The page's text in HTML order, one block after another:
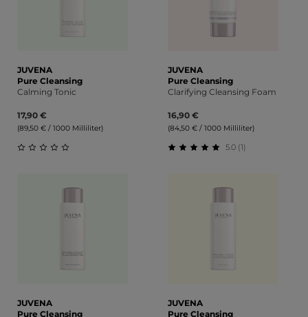
JUVENA
Pure Cleansing
Calming Tonic
17,90 €
(89,50 € / 1000 Milliliter)
JUVENA
Pure Cleansing
Clarifying Cleansing Foam
16,90 €
(84,50 € / 1000 Milliliter)
5.0 (1)
JUVENA
Pure Cleansing
JUVENA
Pure Cleansing